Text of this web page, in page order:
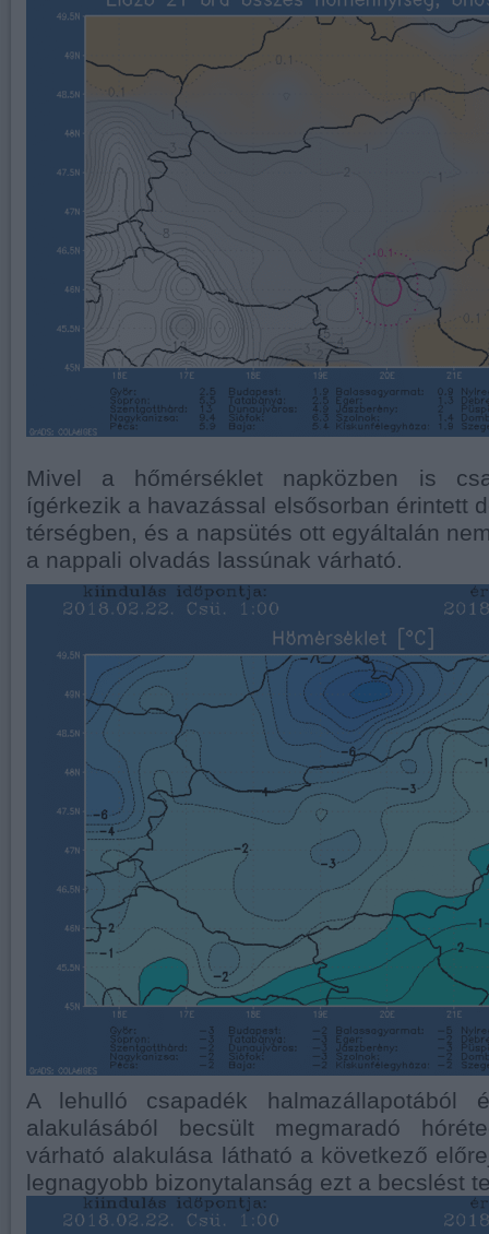
Mivel a hőmérséklet napközben is
ígérkezik a havazással elsősorban érintett
térségben, és a napsütés ott egyáltalán
a nappali olvadás lassúnak várható.
A lehulló csapadék halmazállapotából
alakulásából becsült megmaradó
várható alakulása látható a következő
legnagyobb bizonytalanság ezt a becslést